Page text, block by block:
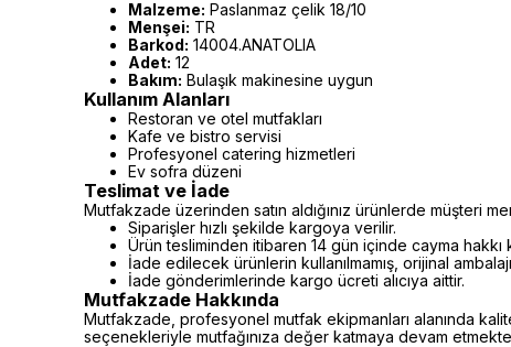
Malzeme: Paslanmaz çelik 18/10
Menşei: TR
Barkod: 14004.ANATOLIA
Adet: 12
Bakım: Bulaşık makinesine uygun
Kullanım Alanları
Restoran ve otel mutfakları
Kafe ve bistro servisi
Profesyonel catering hizmetleri
Ev sofra düzeni
Teslimat ve İade
Mutfakzade üzerinden satın aldığınız ürünlerde müşteri
Siparişler hızlı şekilde kargoya verilir.
Ürün tesliminden itibaren 14 gün içinde cayma hakkı
İade edilecek ürünlerin kullanılmamış, orijinal
İade gönderimlerinde kargo ücreti alıcıya aittir.
Mutfakzade Hakkında
Mutfakzade, profesyonel mutfak ekipmanları alanında
seçenekleriyle mutfağınıza değer katmaya devam